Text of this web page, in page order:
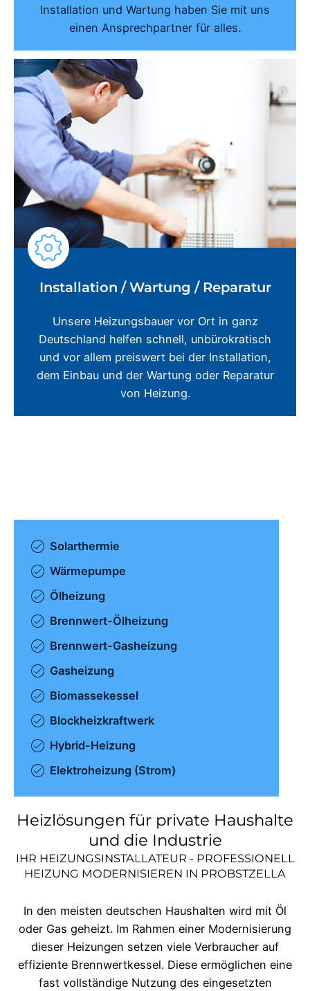
Installation und Wartung haben Sie mit uns
einen Ansprechpartner für alles.
Installation / Wartung / Reparatur
Unsere Heizungsbauer vor Ort in ganz
Deutschland helfen schnell, unbürokratisch
und vor allem preiswert bei der Installation,
dem Einbau und der Wartung oder Reparatur
von Heizung.
Solarthermie
Wärmepumpe
Ölheizung
Brennwert-Ölheizung
Brennwert-Gasheizung
Gasheizung
Biomassekessel
Blockheizkraftwerk
Hybrid-Heizung
Elektroheizung (Strom)
Heizlösungen für private Haushalte
und die Industrie
IHR HEIZUNGSINSTALLATEUR - PROFESSIONELL
HEIZUNG MODERNISIEREN IN PROBSTZELLA
In den meisten deutschen Haushalten wird mit Öl
oder Gas geheizt. Im Rahmen einer Modernisierung
dieser Heizungen setzen viele Verbraucher auf
effiziente Brennwertkessel. Diese ermöglichen eine
fast vollständige Nutzung des eingesetzten